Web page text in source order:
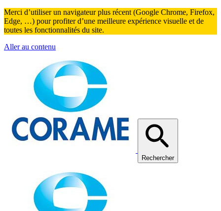
Merci d’utiliser un navigateur plus récent (Google Chrome, Firefox,
Edge, …) pour profiter d’une meilleure expérience visuelle et de
toutes les fonctionnalités du site.
Aller au contenu
Rechercher